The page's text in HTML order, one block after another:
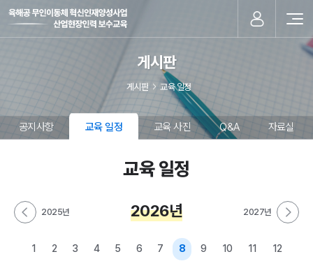
게시판
게시판 교육 일정
공지사항 교육 일정 교육 사진 Q&A 자료실
교육 일정
2026년
2025년
1 2 3 4 5 6 7 8 9 10 11 12
2027년